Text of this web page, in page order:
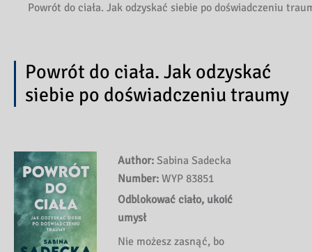
Powrót do ciała. Jak odzyskać siebie po doświadczeniu
Powrót do ciała. Jak odzyskać
siebie po doświadczeniu traumy
Author: Sabina Sadecka
Number: WYP 83851
Odblokować ciało, ukoić
umysł
Nie możesz zasnąć, bo